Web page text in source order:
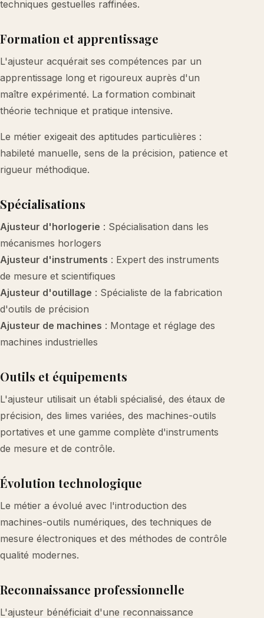
techniques gestuelles raffinées.
Formation et apprentissage
L'ajusteur acquérait ses compétences par un
apprentissage long et rigoureux auprès d'un
maître expérimenté. La formation combinait
théorie technique et pratique intensive.
Le métier exigeait des aptitudes particulières :
habileté manuelle, sens de la précision, patience et
rigueur méthodique.
Spécialisations
Ajusteur d'horlogerie : Spécialisation dans les
mécanismes horlogers
Ajusteur d'instruments : Expert des instruments
de mesure et scientifiques
Ajusteur d'outillage : Spécialiste de la fabrication
d'outils de précision
Ajusteur de machines : Montage et réglage des
machines industrielles
Outils et équipements
L'ajusteur utilisait un établi spécialisé, des étaux de
précision, des limes variées, des machines-outils
portatives et une gamme complète d'instruments
de mesure et de contrôle.
Évolution technologique
Le métier a évolué avec l'introduction des
machines-outils numériques, des techniques de
mesure électroniques et des méthodes de contrôle
qualité modernes.
Reconnaissance professionnelle
L'ajusteur bénéficiait d'une reconnaissance